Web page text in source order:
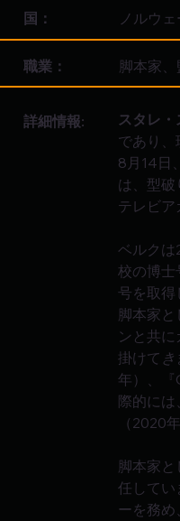
国： ノルウェ
職業： 脚本家
詳細情報: スタレ
であり
8月14日
は、型
テレビア
ベルク
校の博士
号を取得
脚本家
ンと共
掛けて き
年）、
際的には
（2020
脚本家
任してい
ーを務